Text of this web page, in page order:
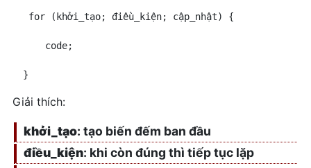
Biến đối tượng hàm
Hàm Replace nâng cao
Javascript
số hay là ngày trong js
Một số hàm thông báo trong
for (khởi_tạo; điều_kiện; cập_nhật) {
code;
}
Giải thích:
khởi_tạo: tạo biến đếm ban đầu
điều_kiện: khi còn đúng thì tiếp tục lặp